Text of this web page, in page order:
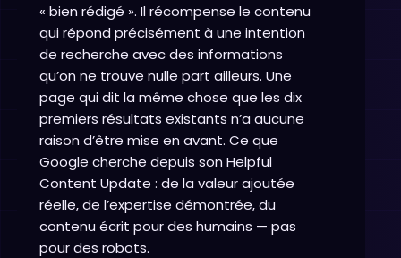
« bien rédigé ». Il récompense le contenu
qui répond précisément à une intention
de recherche avec des informations
qu’on ne trouve nulle part ailleurs. Une
page qui dit la même chose que les dix
premiers résultats existants n’a aucune
raison d’être mise en avant. Ce que
Google cherche depuis son Helpful
Content Update : de la valeur ajoutée
réelle, de l’expertise démontrée, du
contenu écrit pour des humains — pas
pour des robots.